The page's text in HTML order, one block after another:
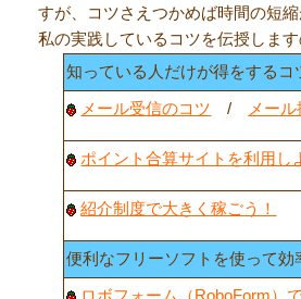
すが、コツさえつかめば時間の短縮
私の実践しているコツを伝授しま
知っている人だけが得をするコ
メール受信のコツ / メー
ポイント合算サイトを利用し
紹介制度で大きく稼ごう！
便利なフリーソフトを使って効